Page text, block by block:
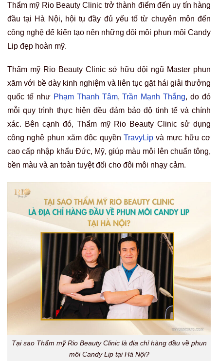
Thẩm mỹ Rio Beauty Clinic trở thành điểm đến uy tín hàng
đầu tại Hà Nội, hội tụ đầy đủ yếu tố từ chuyên môn đến
công nghệ để kiến tạo nên những đôi môi phun môi Candy
Lip đẹp hoàn mỹ.
Thẩm mỹ Rio Beauty Clinic sở hữu đội ngũ Master phun
xăm với bề dày kinh nghiệm và liên tục gặt hái giải thưởng
quốc tế như Phạm Thanh Tâm,Trần Mạnh Thắng, do đó
mỗi quy trình thực hiện đều đảm bảo độ tinh tế và chính
xác. Bên cạnh đó, Thẩm mỹ Rio Beauty Clinic sử dụng
công nghệ phun xăm độc quyền TravyLipvà mực hữu cơ
cao cấp nhập khẩu Đức, Mỹ, giúp màu môi lên chuẩn tông,
bền màu và an toàn tuyệt đối cho đôi môi nhạy cảm.
Tại sao Thẩm mỹ Rio Beauty Clinic là địa chỉ hàng đầu về phun
môi Candy Lip tại Hà Nội?